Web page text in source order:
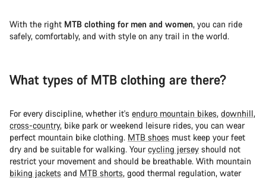
With the right MTB clothing for men and women, you can ride
safely, comfortably, and with style on any trail in the world.
What types of MTB clothing are there?
For every discipline, whether it's enduro mountain bikes, downhill,
cross-country, bike park or weekend leisure rides, you can wear
perfect mountain bike clothing. MTB shoes must keep your feet
dry and be suitable for walking. Yourcycling jersey should not
restrict your movement and should be breathable. With mountain
biking jackets and MTB shorts, good thermal regulation, water